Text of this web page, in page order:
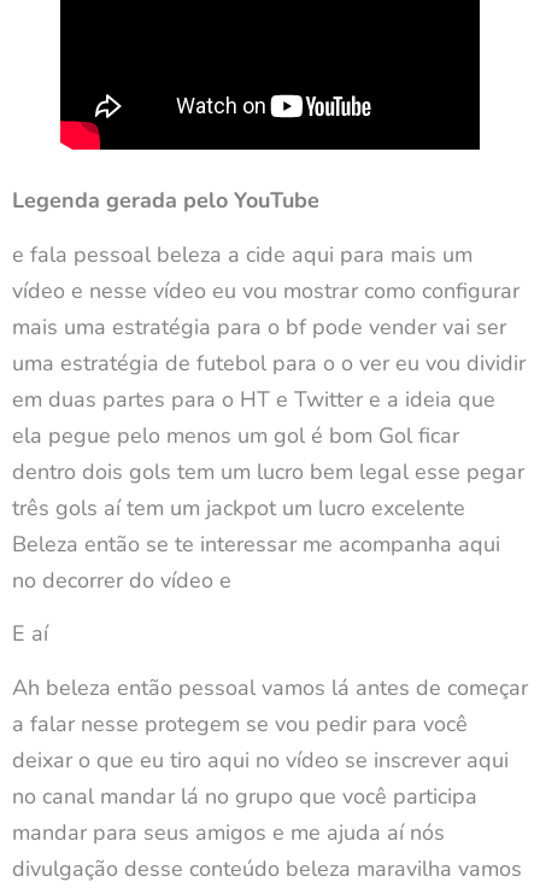
Legenda gerada pelo YouTube
e fala pessoal beleza a cide aqui para mais um
vídeo e nesse vídeo eu vou mostrar como configurar
mais uma estratégia para o bf pode vender vai ser
uma estratégia de futebol para o o ver eu vou dividir
em duas partes para o HT e Twitter e a ideia que
ela pegue pelo menos um gol é bom Gol ficar
dentro dois gols tem um lucro bem legal esse pegar
três gols aí tem um jackpot um lucro excelente
Beleza então se te interessar me acompanha aqui
no decorrer do vídeo e
E aí
Ah beleza então pessoal vamos lá antes de começar
a falar nesse protegem se vou pedir para você
deixar o que eu tiro aqui no vídeo se inscrever aqui
no canal mandar lá no grupo que você participa
mandar para seus amigos e me ajuda aí nós
divulgação desse conteúdo beleza maravilha vamos